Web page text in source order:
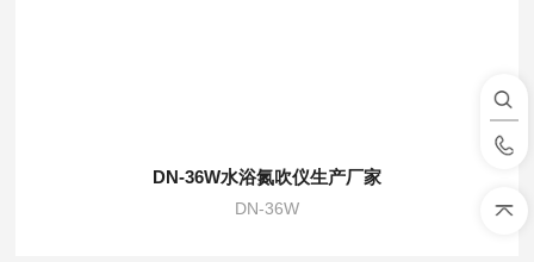
DN-36W水浴氮吹仪生产厂家
DN-36W